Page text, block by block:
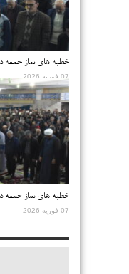
خطبه های نماز جمعه در تاریخ
07 فوریه 2026
خطبه های نماز جمعه در تاریخ
07 فوریه 2026